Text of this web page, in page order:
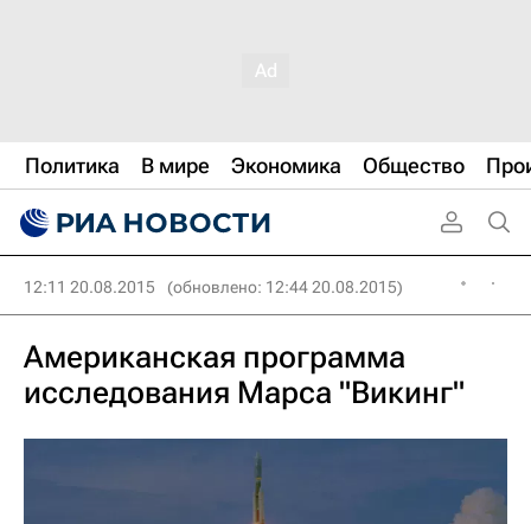
Политика В мире Экономика Общество
12:11 20.08.2015 (обновлено: 12:44 20.08.2015)
Американская программа
исследования Марса "Викинг"